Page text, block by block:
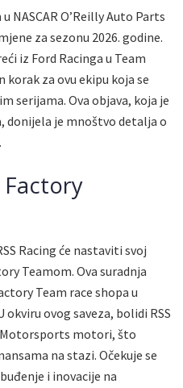
NASCAR O’Reilly Auto Parts
za sezonu 2026. godine.
iz Ford Racinga u Team
korak za ovu ekipu koja se
serijama. Ova objava, koja je
donijela je mnoštvo detalja o
Factory
Racing će nastaviti svoj
Teamom. Ova suradnja
Team race shopa u
ovog saveza, bolidi RSS
motori, što
na stazi. Očekuje se
i inovacije na